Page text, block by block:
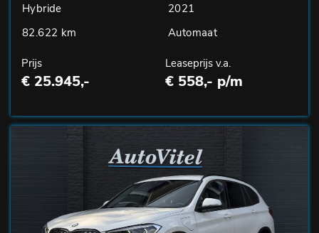
Hybride
2021
82.622 km
Automaat
Prijs
€ 25.945,-
Leaseprijs v.a.
€ 558,- p/m